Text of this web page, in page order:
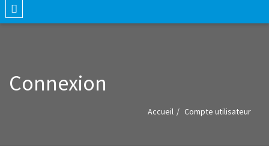
Toggle
navigation
Connexion
Accueil Compte utilisateur